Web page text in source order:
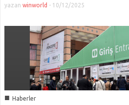
yazan winworld - 10/12/2025
■ Haberler